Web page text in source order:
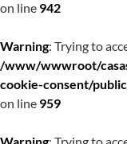
on line 942
Warning: Trying to
/www/wwwroot/
cookie-consent/
on line 959